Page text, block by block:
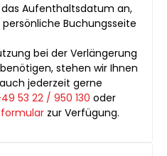
Aufenthaltsdatum an,
Buchungsseite
bei der Verlängerung
stehen wir Ihnen
jederzeit gerne
53 22 / 950 130 oder
zur Verfügung.